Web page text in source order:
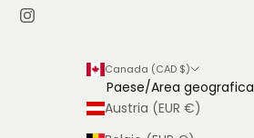
Canada (CAD $)
Paese/Area geografica
Austria (EUR €)